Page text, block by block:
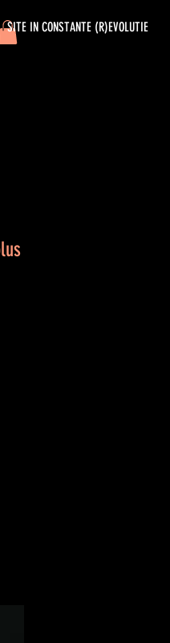
SITE IN CONSTANTE (R)EVOLUTIE